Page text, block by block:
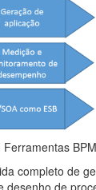
Ferramentas
completo de